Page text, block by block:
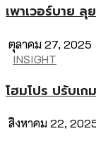
เพาเวอร์บาย ลุ
ตุลาคม 27, 2025
INSIGHT
โฮมโปร ปรับเก
สิงหาคม 22,